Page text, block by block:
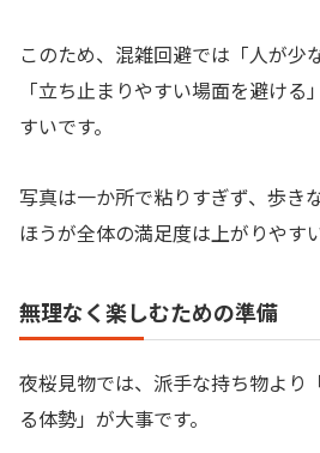
このため、混雑回避では「人が少
「立ち止まりやすい場面を避け
すいです。
写真は一か所で粘りすぎず、歩き
ほうが全体の満足度は上がりやす
無理なく楽しむための準備
夜桜見物では、派手な持ち物より
る体勢」が大事です。